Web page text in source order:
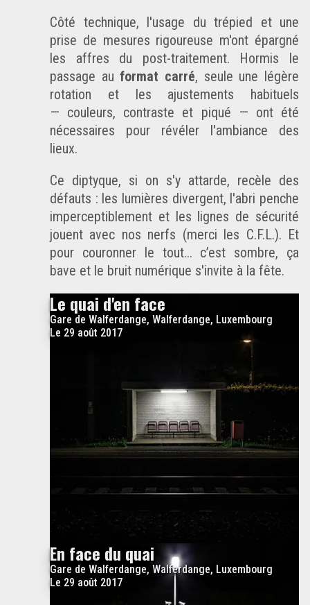
Côté technique, l'usage du trépied et une
prise de mesures rigoureuse m'ont épargné
les affres du post-traitement. Hormis le
passage auformat carré, seule une légère
rotation et les ajustements habituels
— couleurs, contraste et piqué — ont été
nécessaires pour révéler l'ambiance des
lieux.
Ce diptyque, si on s'y attarde, recèle des
défauts : les lumières divergent, l'abri penche
imperceptiblement et les lignes de sécurité
jouent avec nos nerfs (merci les C.F.L.). Et
pour couronner le tout... c’est sombre, ça
bave et le bruit numérique s'invite à la fête.
Le quai d'en face
Gare de Walferdange, Walferdange, Luxembourg
Le 29 août 2017
En face du quai
Gare de Walferdange, Walferdange, Luxembourg
Le 29 août 2017